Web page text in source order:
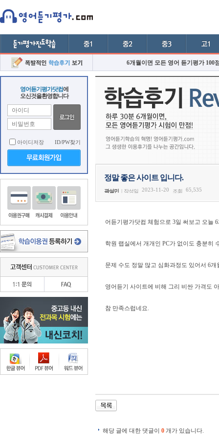
6개월이면 모든 영어 듣기평가 100
영어듣기평가닷컴에
오신것을환영합니다
아이디저장 ID/PW찾기
정말 좋은 사이트 입니다.
곽설민 | 작성일 2023-11-20 조회 65,535
어듣기평가닷컴 체험으로 3일 써보고 오늘
학원 랩실에서 개개인 PC가 없이도 충분히
문제 수도 정말 많고 심화과정도 있어서 6
영어듣기 사이트에 비해 그리 비싼 가격도
참 만족스럽네요.
해당 글에 대한 댓글이 0 개가 있습니다.